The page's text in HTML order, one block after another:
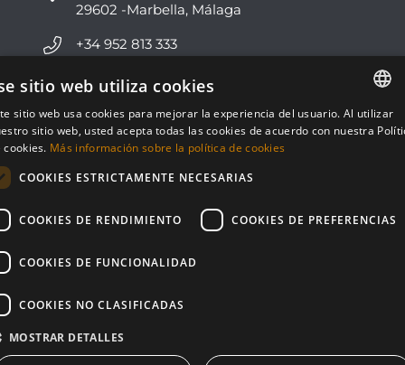
29602 -Marbella, Málaga
+34 952 813 333
info@nvoga.com
C. del Ciervo, 1D
Urbanización Los Monteros
ENGLISH
sitio web utiliza cookies
sitio web usa cookies para mejorar la experiencia del usuario. Al utilizar
sitio web, usted acepta todas las cookies de acuerdo con nuestra
cookies. Más información sobre la política de cookies
COOKIES ESTRICTAMENTE NECESARIAS
COOKIES DE RENDIMIENTO COOKIES DE PREFERENCIAS
COOKIES DE FUNCIONALIDAD
COOKIES NO CLASIFICADAS
MOSTRAR DETALLES